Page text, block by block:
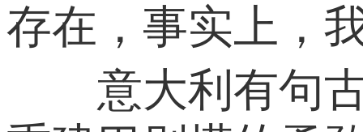
存在，事实上，
意大利有句古